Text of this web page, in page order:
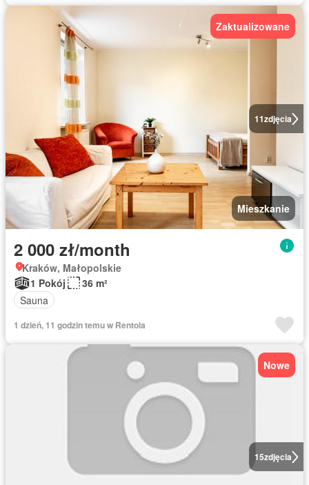
11zdjęcia
Zaktualizowane
Mieszkanie
2 000 zł/month
Kraków, Małopolskie
1 Pokój
36 m²
Sauna
1 dzień, 11 godzin temu w Rentola
15zdjęcia
Nowe